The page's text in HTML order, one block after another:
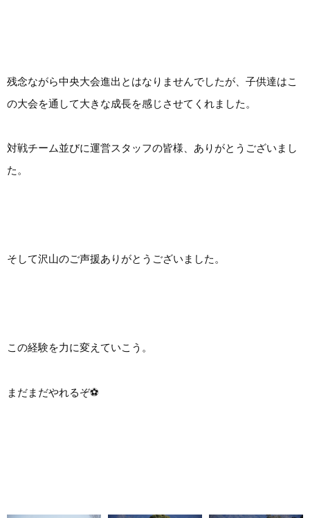
残念ながら中央大会進出とはなりませんでしたが、子供達はこ
の大会を通して大きな成長を感じさせてくれました。
対戦チーム並びに運営スタッフの皆様、ありがとうございまし
た。
そして沢山のご声援ありがとうございました。
この経験を力に変えていこう。
まだまだやれるぞ⚽